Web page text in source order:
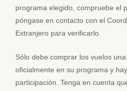
programa elegido, compruebe el
póngase en contacto con el
Extranjero para verificarlo.
Sólo debe comprar los vuelos
oficialmente en su programa y
participación. Tenga en cuenta